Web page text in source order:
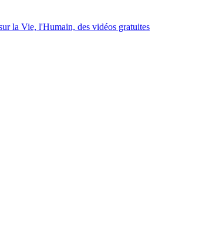
la Vie, l'Humain, des vidéos gratuites